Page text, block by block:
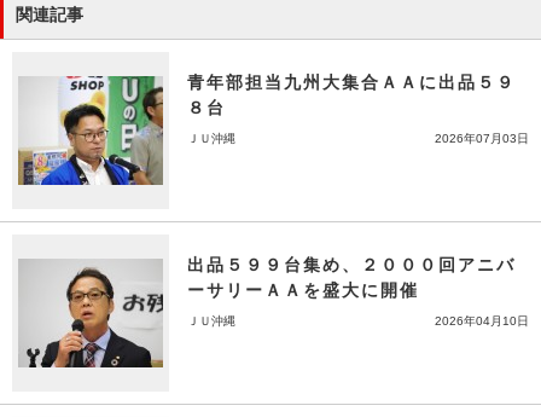
関連記事
青年部担当九州大集合ＡＡに出品５９
８台
ＪＵ沖縄 2026年07月03日
出品５９９台集め、２０００回アニバ
ーサリーＡＡを盛大に開催
ＪＵ沖縄 2026年04月10日